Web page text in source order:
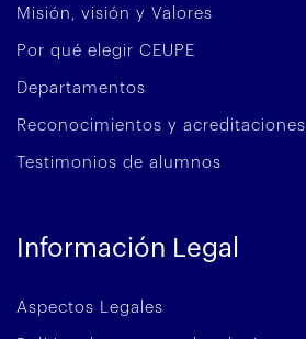
Misión, visión y Valores
Por qué elegir CEUPE
Departamentos
Reconocimientos y acreditaciones
Testimonios de alumnos
Información Legal
Aspectos Legales